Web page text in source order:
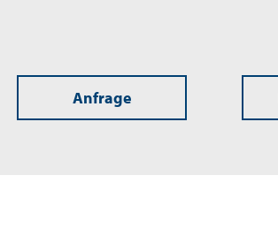
Anfrage